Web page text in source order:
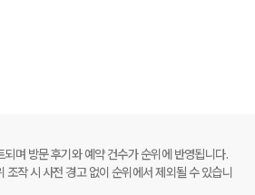
며 방문 후기와 예약 건수가 순위에 반영됩니다.
조작 시 사전 경고 없이 순위에서 제외될 수 있습니